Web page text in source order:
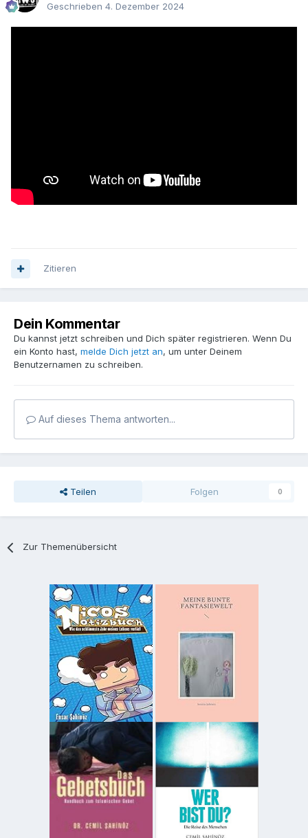
Geschrieben 4. Dezember 2024
Zitieren
Dein Kommentar
Du kannst jetzt schreiben und Dich später registrieren. Wenn Du
ein Konto hast, melde Dich jetzt an, um unter Deinem
Benutzernamen zu schreiben.
Auf dieses Thema antworten...
Teilen Folgen 0
Zur Themenübersicht